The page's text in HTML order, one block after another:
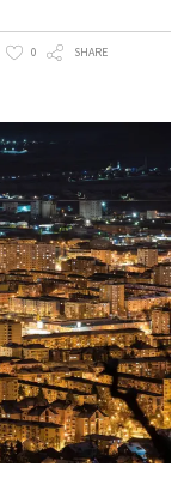
0 SHARE